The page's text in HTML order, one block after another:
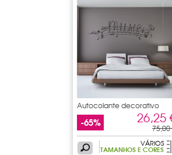
Autocolante decorativo
pauta
-65% 26,25
75,00
VÁRIOS
TAMANHOS E CORES